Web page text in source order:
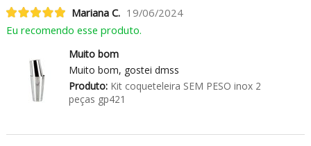
Mariana C. 19/06/2024
Eu recomendo esse produto.
Muito bom
Muito bom, gostei dmss
Produto:Kit coqueteleira SEM PESO inox 2
peças gp421